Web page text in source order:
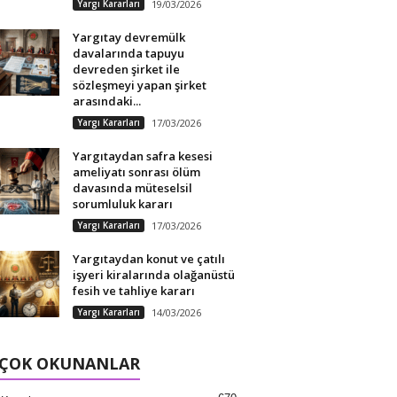
Yargı Kararları 19/03/2026
Yargıtay devremülk
davalarında tapuyu
devreden şirket ile
sözleşmeyi yapan şirket
arasındaki...
Yargı Kararları 17/03/2026
Yargıtaydan safra kesesi
ameliyatı sonrası ölüm
davasında müteselsil
sorumluluk kararı
Yargı Kararları 17/03/2026
Yargıtaydan konut ve çatılı
işyeri kiralarında olağanüstü
fesih ve tahliye kararı
Yargı Kararları 14/03/2026
OKUNANLAR